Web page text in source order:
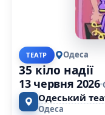
ТЕАТР Одеса
35 кіло надії
13 червня 2026
Одеський
Одеса